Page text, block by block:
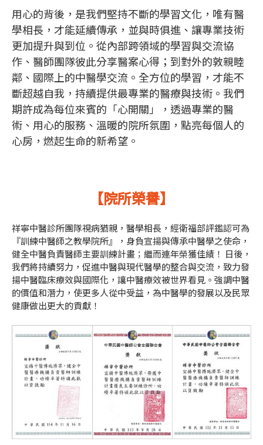
用心的背後，是我們堅持不斷的學習文化，唯有醫
學相長，才能延續傳承，並與時俱進、讓專業技術
更加提升與到位。從內部跨領域的學習與交流協
作、醫師團隊彼此分享醫案心得；到對外的敦親睦
鄰、國際上的中醫學交流。全方位的學習，才能不
斷超越自我，持續提供最專業的醫療與技術。我們
期許成為每位來賓的「心開關」，透過專業的醫
術、用心的服務、溫暖的院所氛圍，點亮每個人的
心房，燃起生命的新希望。
【院所榮譽】
祥寧中醫診所團隊視病猶親，醫學相長，經衛福部評鑑認可為
『訓練中醫師之教學院所』，身負宣揚與傳承中醫學之使命，
健全中醫負責醫師主要訓練計畫；繼而連年榮獲佳績！ 日後，
我們將持續努力，促進中醫與現代醫學的整合與交流，致力發
揚中醫臨床療效與國際化，讓中醫療效被世界看見。強調中醫
的價值和潛力，使更多人從中受益，為中醫學的發展以及民眾
健康做出更大的貢獻！